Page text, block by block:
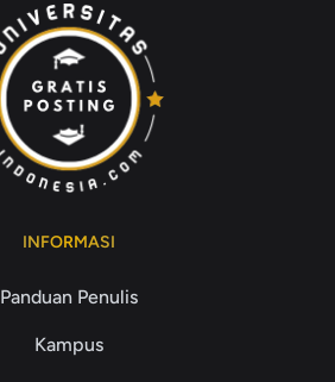
INFORMASI
Panduan Penulis
Kampus